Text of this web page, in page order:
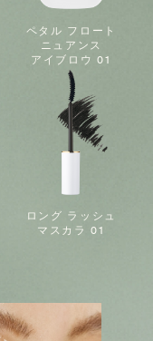
ペタル フロート
ニュアンス
アイブロウ 01
ロング ラッシュ
マスカラ 01